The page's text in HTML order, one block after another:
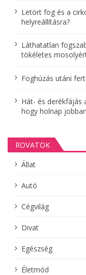
c
ó
Letört fog és a
helyreállításra?
Láthatatlan
tökéletes
Foghúzás utáni
Hát- és derékfájás
hogy holnap
ROVATOK
Állat
Autó
Cégvilág
Divat
Egészség
Életmód